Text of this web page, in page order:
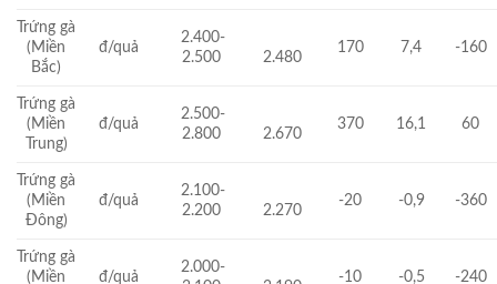
Trứng gà
(Miền
Bắc)
đ/quả
2.400-
2.500
2.480
170 7,4 -160
Trứng gà
(Miền
Trung)
đ/quả
2.500-
2.800
2.670
370 16,1 60
Trứng gà
(Miền
Đông)
đ/quả
2.100-
2.200
2.270
-20 -0,9 -360
Trứng gà
(Miền
đ/quả
2.000-
-10 -0,5 -240